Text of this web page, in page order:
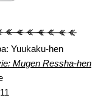
Yuukaku-hen
Mugen Ressha-hen
11